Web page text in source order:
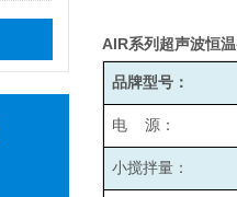
AIR系列超声波恒
品牌型号：
电 源：
小搅拌量：